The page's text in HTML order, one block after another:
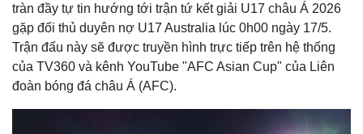
tràn đầy tự tin hướng tới trận tứ kết giải U17 châu Á 2026
gặp đối thủ duyên nợ U17 Australia lúc 0h00 ngày 17/5.
Trận đấu này sẽ được truyền hình trực tiếp trên hệ thống
của TV360 và kênh YouTube "AFC Asian Cup" của Liên
đoàn bóng đá châu Á (AFC).